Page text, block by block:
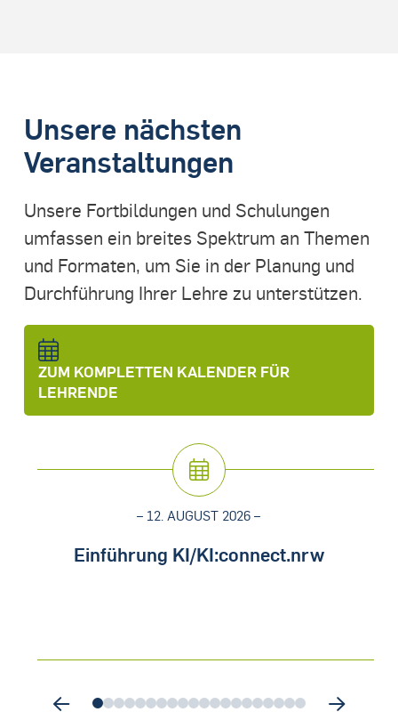
Unsere nächsten
Veranstaltungen
Unsere Fortbildungen und Schulungen
umfassen ein breites Spektrum an Themen
und Formaten, um Sie in der Planung und
Durchführung Ihrer Lehre zu unterstützen.
ZUM KOMPLETTEN KALENDER FÜR
LEHRENDE
– 12. AUGUST 2026 –
Einführung KI/KI:connect.nrw
0123456789101112131415161718
19